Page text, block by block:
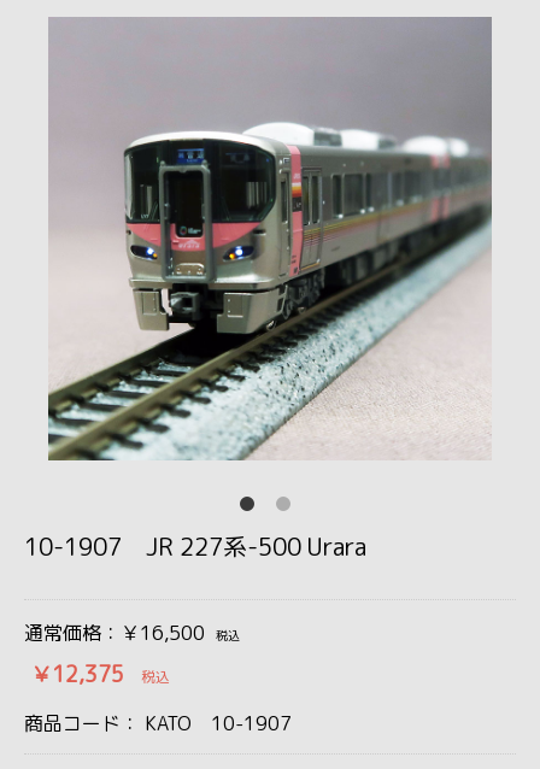
10-1907 JR 227系-500 Urara
通常価格：￥16,500 税込
￥12,375 税込
商品コード： KATO 10-1907